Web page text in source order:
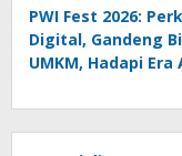
PWI Fest 2026:
Digital, Gandeng
UMKM, Hadapi Era